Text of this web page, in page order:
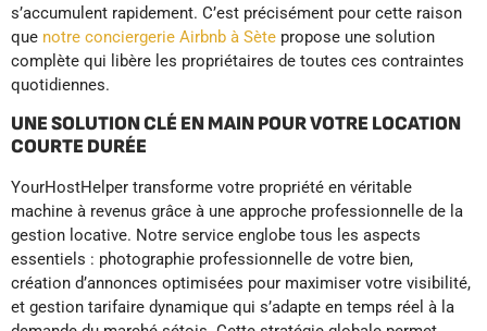
s’accumulent rapidement. C’est précisément pour cette raison
que notre conciergerie Airbnb à Sète propose une solution
complète qui libère les propriétaires de toutes ces contraintes
quotidiennes.
UNE SOLUTION CLÉ EN MAIN POUR VOTRE LOCATION
COURTE DURÉE
YourHostHelper transforme votre propriété en véritable
machine à revenus grâce à une approche professionnelle de la
gestion locative. Notre service englobe tous les aspects
essentiels : photographie professionnelle de votre bien,
création d’annonces optimisées pour maximiser votre visibilité,
et gestion tarifaire dynamique qui s’adapte en temps réel à la